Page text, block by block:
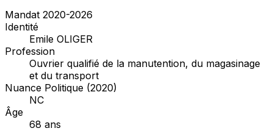
Mandat 2020-2026
Identité
Emile OLIGER
Profession
Ouvrier qualifié de la manutention, du magasinage
et du transport
Nuance Politique (2020)
NC
Âge
68 ans